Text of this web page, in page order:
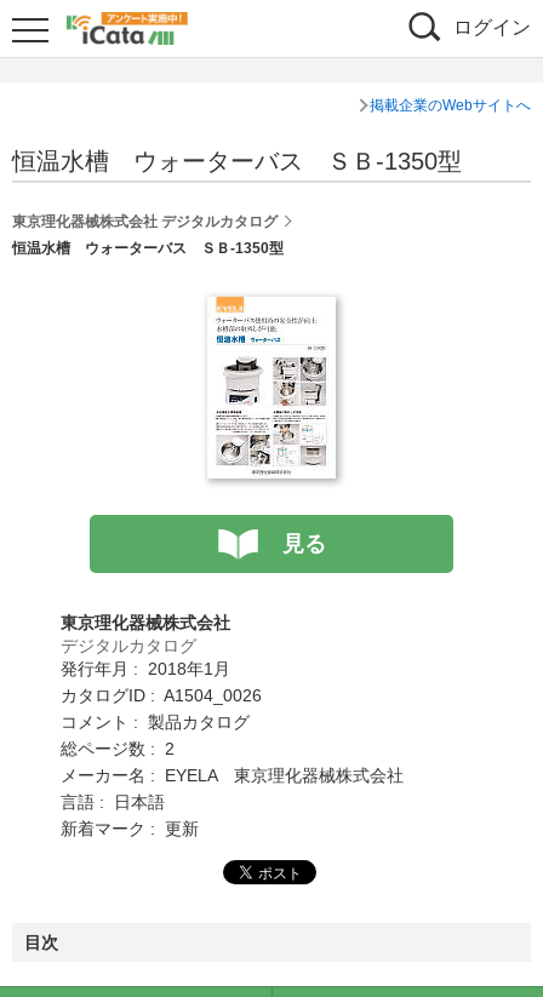
ログイン
掲載企業のWebサイトへ
恒温水槽 ウォーターバス ＳＢ-1350型
東京理化器械株式会社 デジタルカタログ
恒温水槽 ウォーターバス ＳＢ-1350型
見る
東京理化器械株式会社
デジタルカタログ
発行年月 : 2018年1月
カタログID : A1504_0026
コメント : 製品カタログ
総ページ数 : 2
メーカー名 : EYELA 東京理化器械株式会社
言語 : 日本語
新着マーク : 更新
目次